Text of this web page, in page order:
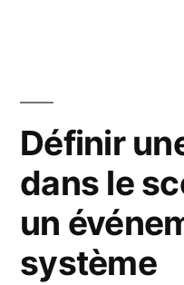
Définir
dans le
un
système